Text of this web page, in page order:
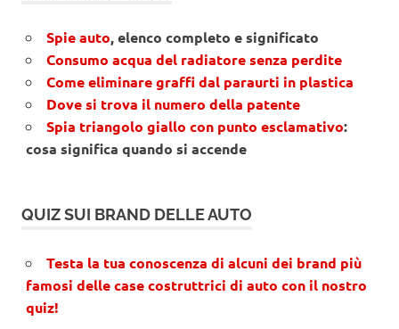
Spie auto, elenco completo e significato
Consumo acqua del radiatore senza perdite
Come eliminare graffi dal paraurti in plastica
Dove si trova il numero della patente
Spia triangolo giallo con punto esclamativo:
cosa significa quando si accende
QUIZ SUI BRAND DELLE AUTO
Testa la tua conoscenza di alcuni dei brand più
famosi delle case costruttrici di auto con il nostro
quiz!